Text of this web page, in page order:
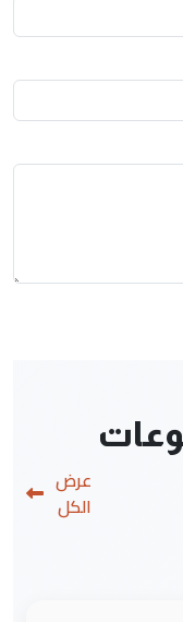
عرض
الكل